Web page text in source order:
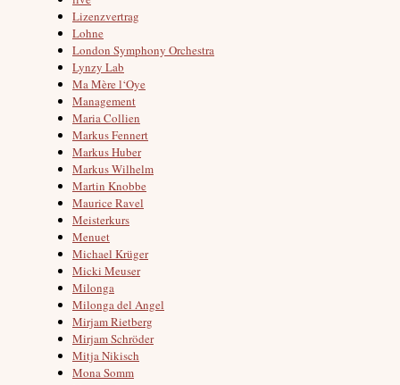
Lizenzvertrag
Lohne
London Symphony Orchestra
Lynzy Lab
Ma Mère l‘Oye
Management
Maria Collien
Markus Fennert
Markus Huber
Markus Wilhelm
Martin Knobbe
Maurice Ravel
Meisterkurs
Menuet
Michael Krüger
Micki Meuser
Milonga
Milonga del Angel
Mirjam Rietberg
Mirjam Schröder
Mitja Nikisch
Mona Somm